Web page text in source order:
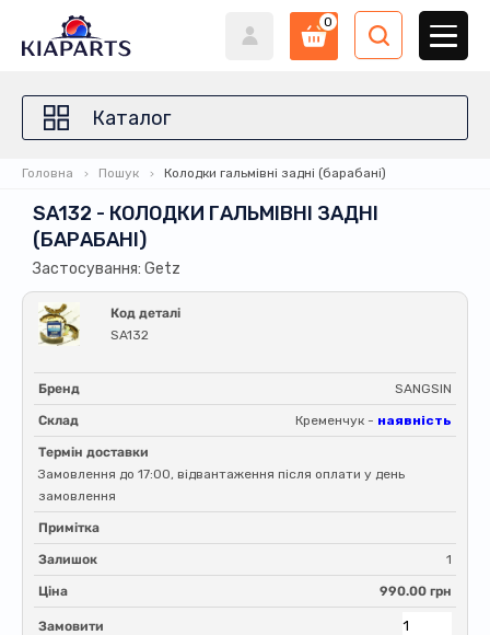
0
Каталог
Головна Пошук Колодки гальмівні задні (барабані)
SA132 - КОЛОДКИ ГАЛЬМІВНІ ЗАДНІ
(БАРАБАНІ)
Застосування: Getz
Код деталі
SA132
Бренд SANGSIN
Склад Кременчук - наявність
Термін доставки
Замовлення до 17:00, відвантаження після оплати у день
замовлення
Примітка
Залишок 1
Ціна 990.00 грн
Замовити